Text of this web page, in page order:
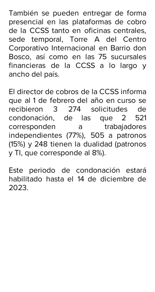
También se pueden entregar de forma
presencial en las plataformas de cobro
de la CCSS tanto en oficinas centrales,
sede temporal, Torre A del Centro
Corporativo Internacional en Barrio don
Bosco, así como en las 75 sucursales
financieras de la CCSS a lo largo y
ancho del país.
El director de cobros de la CCSS informa
que al 1 de febrero del año en curso se
recibieron 3 274 solicitudes de
condonación, de las que 2 521
corresponden a trabajadores
independientes (77%), 505 a patronos
(15%) y 248 tienen la dualidad (patronos
y TI, que corresponde al 8%).
Este periodo de condonación estará
habilitado hasta el 14 de diciembre de
2023.